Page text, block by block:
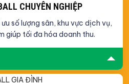
CHUYÊN NGHIỆP
số lượng sân, khu vực dịch vụ,
giúp tối đa hóa doanh thu.